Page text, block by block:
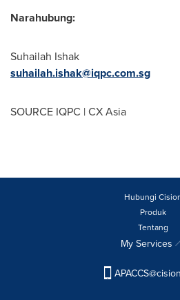
Narahubung:
Suhailah Ishak
suhailah.ishak@iqpc.com.sg
SOURCE IQPC | CX Asia
Hubungi
Produk
Tentang
My Services